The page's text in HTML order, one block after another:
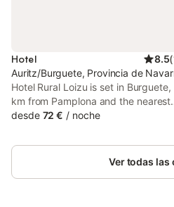
Hotel 8.5(
Auritz/Burguete, Provincia de
Hotel Rural Loizu is set in
km from Pamplona and the nearest
airport, and just 20 km from the
channels on a flat-screen satellite
desde 72 € / noche
Ver todas las